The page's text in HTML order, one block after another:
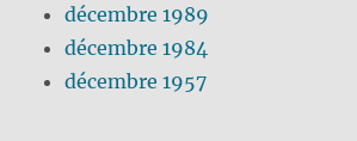
décembre 1989
décembre 1984
décembre 1957